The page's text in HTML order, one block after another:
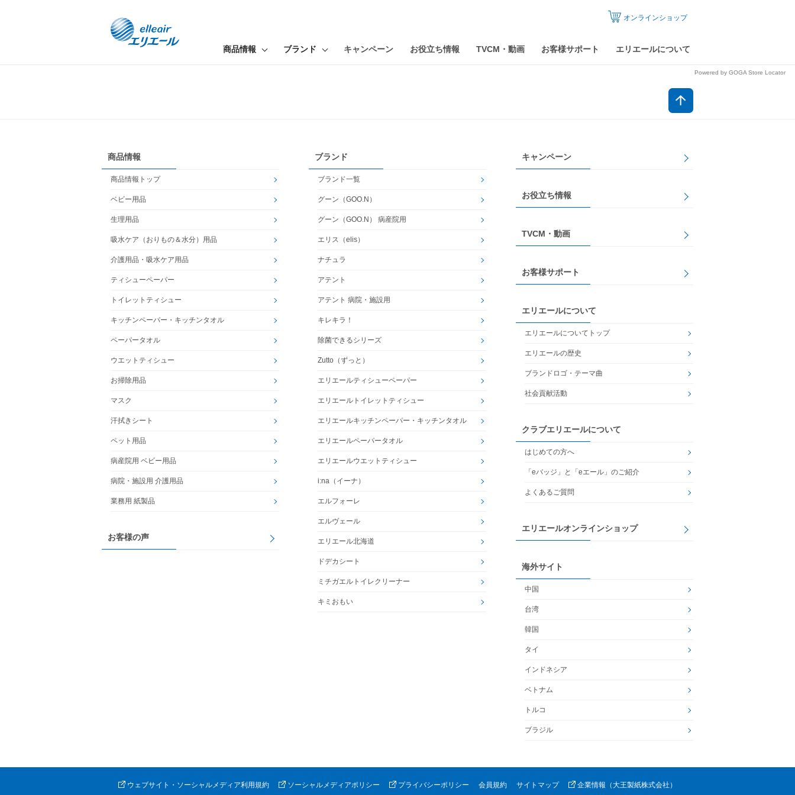
商品情報 ブランド キャンペーン お役立ち情報 TVCM・動画 お客様サポート エリエールについて
オンラインショップ
Powered by GOGA Store Locator
商品情報
商品情報トップ
ベビー用品
生理用品
吸水ケア（おりもの＆水分）用品
介護用品・吸水ケア用品
ティシューペーパー
トイレットティシュー
キッチンペーパー・キッチンタオル
ペーパータオル
ウエットティシュー
お掃除用品
マスク
汗拭きシート
ペット用品
病産院用 ベビー用品
病院・施設用 介護用品
業務用 紙製品
お客様の声
ブランド
ブランド一覧
グーン（GOO.N）
グーン（GOO.N） 病産院用
エリス（elis）
ナチュラ
アテント
アテント 病院・施設用
キレキラ！
除菌できるシリーズ
Zutto（ずっと）
エリエールティシューペーパー
エリエールトイレットティシュー
エリエールキッチンペーパー・キッチンタオル
エリエールペーパータオル
エリエールウエットティシュー
i:na（イーナ）
エルフォーレ
エルヴェール
エリエール北海道
ドデカシート
ミチガエルトイレクリーナー
キミおもい
キャンペーン
お役立ち情報
TVCM・動画
お客様サポート
エリエールについて
エリエールについてトップ
エリエールの歴史
ブランドロゴ・テーマ曲
社会貢献活動
クラブエリエールについて
はじめての方へ
「eバッジ」と「eエール」のご紹介
よくあるご質問
エリエールオンラインショップ
海外サイト
中国
台湾
韓国
タイ
インドネシア
ベトナム
トルコ
ブラジル
ウェブサイト・ソーシャルメディア利用規約 ソーシャルメディアポリシー プライバシーポリシー 会員規約 サイトマップ 企業情報（大王製紙株式会社）